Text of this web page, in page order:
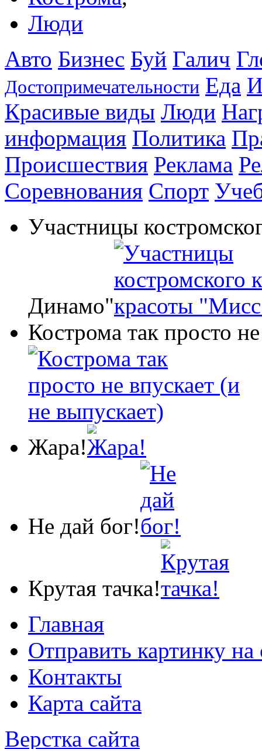
Люди
Авто Бизнес Буй Галич
Достопримечательности Еда
Красивые виды Люди
информация Политика
Происшествия Реклама
Соревнования Спорт
Участницы
Динамо"
Кострома так просто
Жара!
Не дай бог!
Крутая тачка!
Главная
Отправить картинку на
Контакты
Карта сайта
Верстка сайта